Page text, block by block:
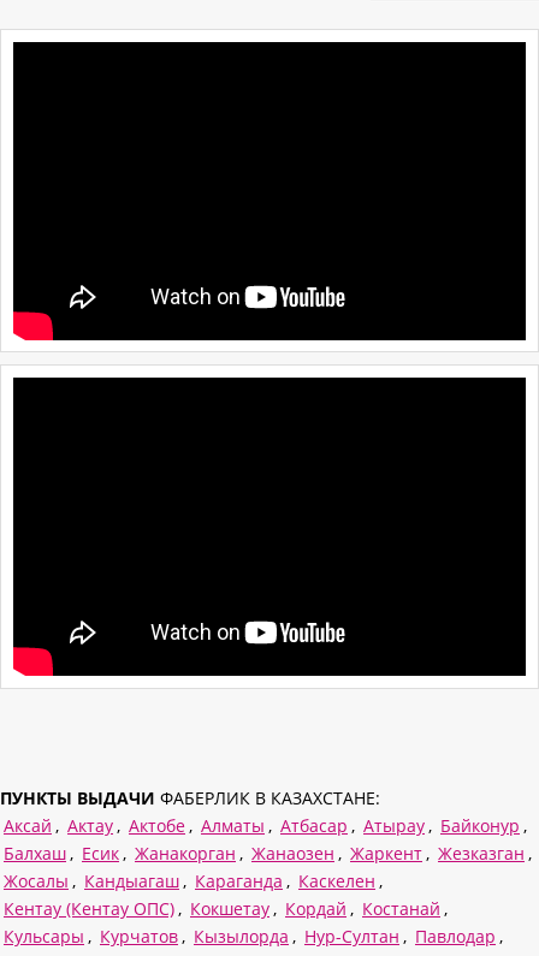
ПУНКТЫ ВЫДАЧИ ФАБЕРЛИК В КАЗАХСТАНЕ:
Аксай , Актау , Актобе , Алматы , Атбасар , Атырау , Байконур ,
Балхаш , Есик , Жанакорган , Жанаозен , Жаркент , Жезказган ,
Жосалы , Кандыагаш , Караганда , Каскелен ,
Кентау (Кентау ОПС) , Кокшетау , Кордай , Костанай ,
Кульсары , Курчатов , Кызылорда , Нур-Султан , Павлодар ,